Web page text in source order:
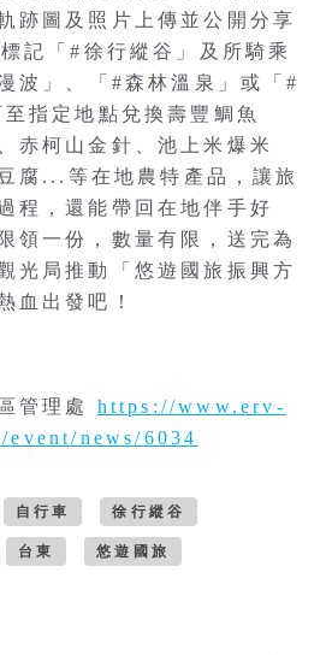
跡圖及照片上傳並公開分享
記「#徐行縱谷」及所騎乘
波」、「#森林溫泉」或「#
指定地點兌換壽豐鯛魚
赤柯山金針、池上米爆米
腐...等在地農特產品，讓旅
程，還能帶回在地伴手好
領一份，數量有限，送完為
光局推動「悠遊國旅振興方
血出發吧！
管理處 https://www.erv-
news/6034
自行車 徐行縱谷
台東 悠遊國旅